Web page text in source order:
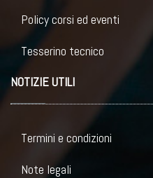
Policy corsi ed eventi
Tesserino tecnico
NOTIZIE UTILI
Termini e condizioni
Note legali